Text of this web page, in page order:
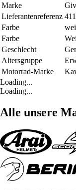
Marke
Lieferantenreferenz
Farbe
Farbe
Geschlecht
Altersgruppe
Motorrad-Marke
Loading...
Loading...
Alle unsere